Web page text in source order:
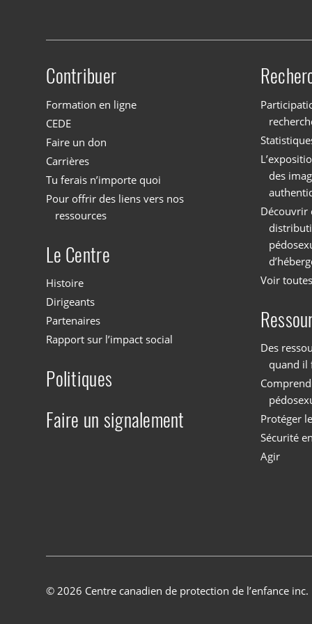
Site menu
Contribuer
Formation en ligne
CEDE
Faire un don
Carrières
Tu ferais n’importe quoi
Pour offrir des liens vers nos
ressources
Le Centre
Histoire
Dirigeants
Partenaires
Rapport sur l’impact social
Politiques
Faire un signalement
des
Découvrir
Voir
Des
quand il
Protéger
Sécurité
Agir
© 2026 Centre canadien de protection de l’enfance inc.